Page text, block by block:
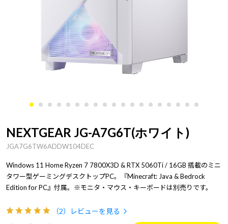
NEXTGEAR JG-A7G6T(ホワイト)
JGA7G6TW6ADDW104DEC
Windows 11 Home Ryzen 7 7800X3D & RTX 5060Ti / 16GB 搭載のミニ
タワー型ゲーミングデスクトップPC。『Minecraft: Java & Bedrock
Edition for PC』付属。※モニタ・マウス・キーボードは別売りです。
（2） レビューを見る